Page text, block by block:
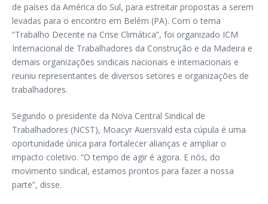
de países da América do Sul, para estreitar propostas a serem
levadas para o encontro em Belém (PA). Com o tema
“Trabalho Decente na Crise Climática”, foi organizado ICM
Internacional de Trabalhadores da Construção e da Madeira e
demais organizações sindicais nacionais e internacionais e
reuniu representantes de diversos setores e organizações de
trabalhadores.
Segundo o presidente da Nova Central Sindical de
Trabalhadores (NCST), Moacyr Auersvald esta cúpula é uma
oportunidade única para fortalecer alianças e ampliar o
impacto coletivo. “O tempo de agir é agora. E nós, do
movimento sindical, estamos prontos para fazer a nossa
parte”, disse.